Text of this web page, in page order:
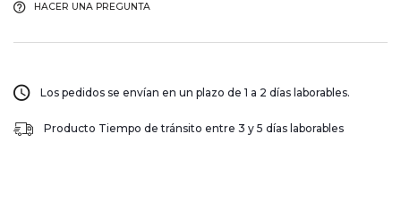
HACER UNA PREGUNTA
Los pedidos se envían en un plazo de 1 a 2 días laborables.
Producto Tiempo de tránsito entre 3 y 5 días laborables